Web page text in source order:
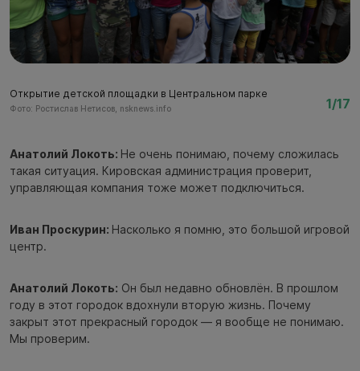
Открытие детской площадки в Центральном парке
Фото: Ростислав Нетисов, nsknews.info 1/17
Анатолий Локоть: Не очень понимаю, почему сложилась
такая ситуация. Кировская администрация проверит,
управляющая компания тоже может подключиться.
Иван Проскурин: Насколько я помню, это большой игровой
центр.
Анатолий Локоть: Он был недавно обновлён. В прошлом
году в этот городок вдохнули вторую жизнь. Почему
закрыт этот прекрасный городок — я вообще не понимаю.
Мы проверим.